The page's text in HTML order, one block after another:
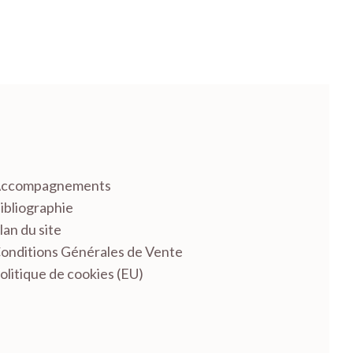
du site
Générales de Vente
de cookies (EU)